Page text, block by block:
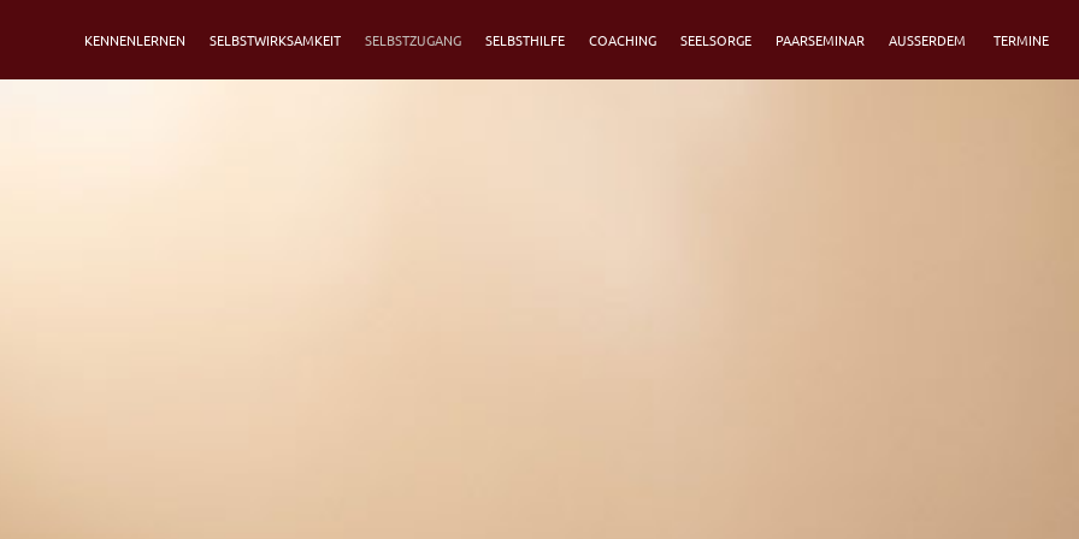
KENNENLERNEN SELBSTWIRKSAMKEIT SELBSTZUGANG SELBSTHILFE COACHING SEELSORGE PAARSEMINAR AUSSERDEM TERMINE